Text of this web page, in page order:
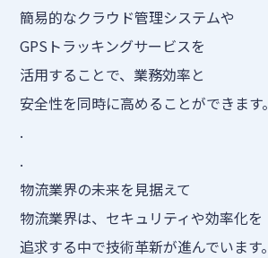
簡易的なクラウド管理システムや
GPSトラッキングサービスを
活用することで、業務効率と
安全性を同時に高めることができます。
.
.
物流業界の未来を見据えて
物流業界は、セキュリティや効率化を
追求する中で技術革新が進んでいます。